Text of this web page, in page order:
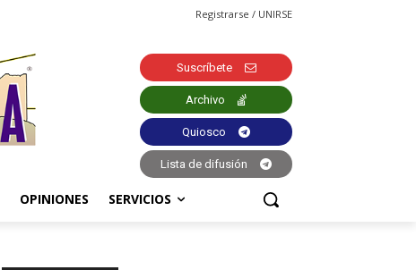
Registrarse / UNIRSE
Suscríbete
Archivo
Quiosco
Lista de difusión
OPINIONES SERVICIOS